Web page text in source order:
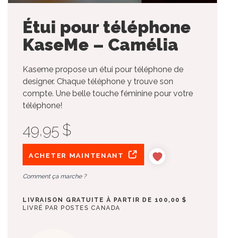
Étui pour téléphone
KaseMe – Camélia
Kaseme propose un étui pour téléphone de
designer. Chaque téléphone y trouve son
compte. Une belle touche féminine pour votre
téléphone!
49,95 $
ACHETER MAINTENANT
Comment ça marche ?
LIVRAISON GRATUITE À PARTIR DE 100,00 $
LIVRÉ PAR POSTES CANADA